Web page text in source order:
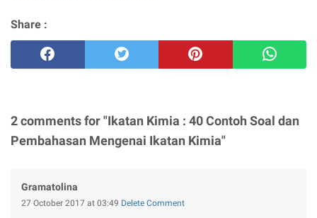
Share :
2 comments for "Ikatan Kimia : 40 Contoh Soal dan
Pembahasan Mengenai Ikatan Kimia"
Gramatolina
27 October 2017 at 03:49 Delete Comment